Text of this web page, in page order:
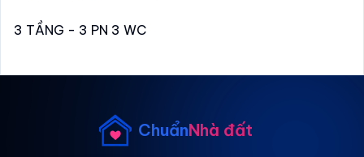
3 TẦNG - 3 PN 3 WC
+ Nhà có sân thượng thoáng mát
+ Khu an ninh, yên tĩnh, dân trí cao
ChuẩnNhà đất